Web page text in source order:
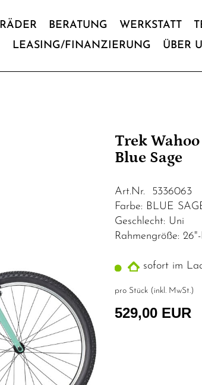
BERATUNG WERKSTATT
LEASING/FINANZIERUNG
ÜBER
Trek
Blue Sage
Art.Nr. 5336063
Farbe: BLUE
Geschlecht: Uni
Rahmengröße:
sofort im
pro Stück (inkl. MwSt.)
529,00 EUR